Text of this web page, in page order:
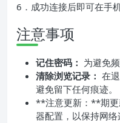
6．成功连接后即可在手
注意事项
记住密码： 为避免
清除浏览记录： 在
避免留下任何痕迹。
**注意更新：**期更
器配置，以保持网络